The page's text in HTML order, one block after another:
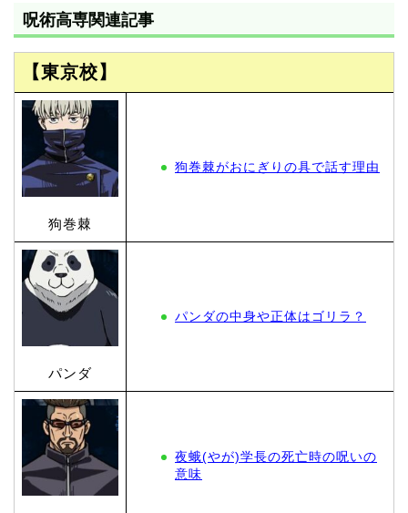
呪術高専関連記事
【東京校】
狗巻棘
狗巻棘がおにぎりの具で話す理由
パンダ
パンダの中身や正体はゴリラ？
夜蛾(やが)学長の死亡時の呪いの
意味